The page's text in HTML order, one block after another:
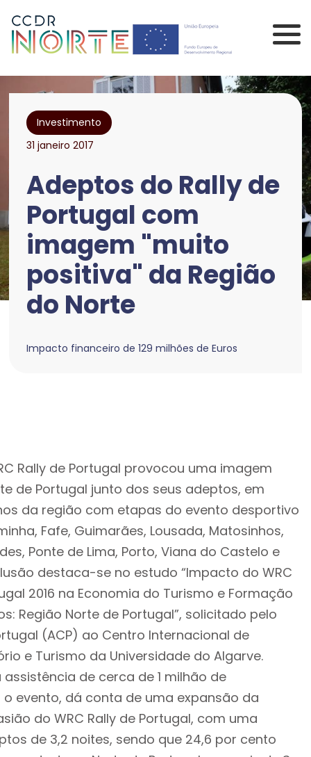
Comissão de
Investimento
31 janeiro 2017
Adeptos do Rally de
Portugal com
imagem "muito
positiva" da Região
do Norte
Impacto financeiro de 129 milhões de Euros
Rally de Portugal provocou uma imagem
de Portugal junto dos seus adeptos, em
da região com etapas do evento desportivo
Fafe, Guimarães, Lousada, Matosinhos,
Ponte de Lima, Porto, Viana do Castelo e
destaca-se no estudo “Impacto do WRC
2016 na Economia do Turismo e Formação
Região Norte de Portugal”, solicitado pelo
(ACP) ao Centro Internacional de
e Turismo da Universidade do Algarve.
de cerca de 1 milhão de
evento, dá conta de uma expansão da
do WRC Rally de Portugal, com uma
de 3,2 noites, sendo que 24,6 por cento